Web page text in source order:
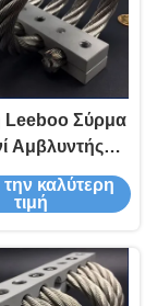
Leeboo Σύρμα
Αμβλυντής
Ελικόπτερο
Μεταφοράς
την καλύτερη
τιμή